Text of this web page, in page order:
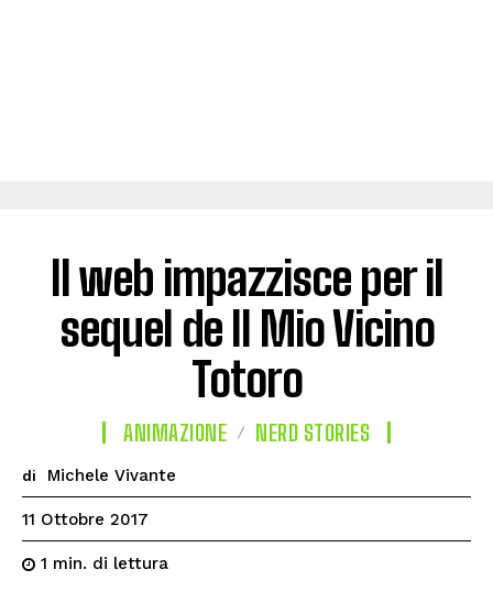
Il web impazzisce per il
sequel de Il Mio Vicino
Totoro
ANIMAZIONE NERD STORIES
di Michele Vivante
11 Ottobre 2017
1 min. di lettura